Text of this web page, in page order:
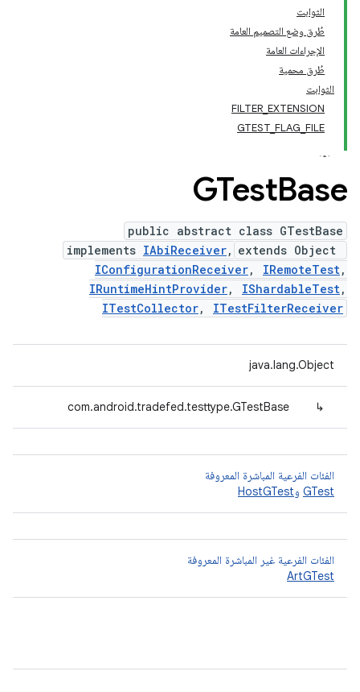
الثوابت
طُرق وضع التصميم العامة
الإجراءات العامة
طُرق محمية
الثوابت
FILTER_EXTENSION
GTEST_FLAG_FILE
GTestBase
public abstract class GTestBase
extends Object
implements IAbiReceiver,
IConfigurationReceiver, IRemoteTest,
IRuntimeHintProvider, IShardableTest,
ITestCollector, ITestFilterReceiver
java.lang.Object
↳
com.android.tradefed.testtype.GTestBase
الفئات الفرعية المباشرة المعروفة
GTest وHostGTest
الفئات الفرعية غير المباشرة المعروفة
ArtGTest